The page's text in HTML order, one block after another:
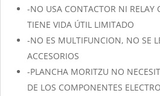
-NO USA CONTACTOR NI RELAY
TIENE VIDA ÚTIL LIMITADO
-NO ES MULTIFUNCION, NO SE
ACCESORIOS
-PLANCHA MORITZU NO
DE LOS COMPONENTES